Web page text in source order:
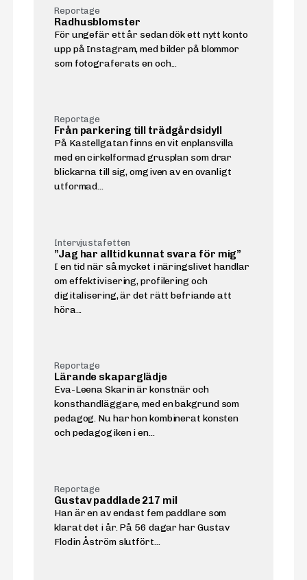
Reportage
Radhusblomster
För ungefär ett år sedan dök ett nytt konto
upp på Instagram, med bilder på blommor
som fotograferats en och...
Reportage
Från parkering till trädgårdsidyll
På Kastellgatan finns en vit enplansvilla
med en cirkelformad grusplan som drar
blickarna till sig, omgiven av en ovanligt
utformad...
Intervjustafetten
”Jag har alltid kunnat svara för mig”
I en tid när så mycket i näringslivet handlar
om effektivisering, profilering och
digitalisering, är det rätt befriande att
höra...
Reportage
Lärande skaparglädje
Eva-Leena Skarin är konstnär och
konsthandläggare, med en bakgrund som
pedagog. Nu har hon kombinerat konsten
och pedagogiken i en...
Reportage
Gustav paddlade 217 mil
Han är en av endast fem paddlare som
klarat det i år. På 56 dagar har Gustav
Flodin Åström slutfört...